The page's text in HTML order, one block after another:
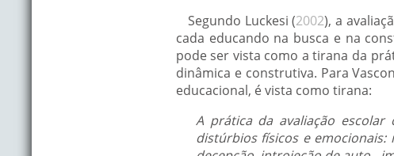
Segundo Luckesi (2002), a
cada educando na busca e na
pode ser vista como a tirana da
dinâmica e construtiva. Para
educacional, é vista como tirana:
A prática da avaliação
distúrbios físicos e emocionais: